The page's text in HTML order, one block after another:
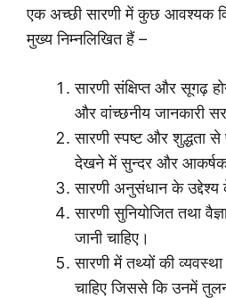
एक अच्छी सारणी में कुछ आवश्यक
मुख्य निम्नलिखित हैं –
सारणी संक्षिप्त और सूगढ़
और वांच्छनीय जानकारी
सारणी स्पष्ट और शुद्धता से
देखने में सुन्दर और आकर्षक
सारणी अनुसंधान के
सारणी सुनियोजित तथा
जानी चाहिए।
सारणी में तथ्यों की
चाहिए जिससे कि उनमें